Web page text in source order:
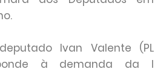
Ivan Valente (PL
à demanda da I